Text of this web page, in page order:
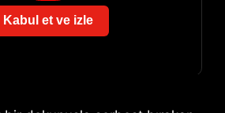
Kabul et ve izle
devreler, kolay montaj için
çevresinde temiz ve boş
sorunun kaynağını belirtere
click CPU overclock
optimizes your CPU